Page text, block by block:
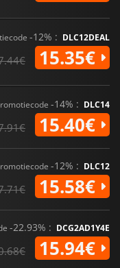
bent of nieuw in het
-12% : DLC12DEAL
15.35€
-14% : DLC14
15.40€
-12% : DLC12
15.58€
-22.93% : DCG2AD1Y4E
15.94€